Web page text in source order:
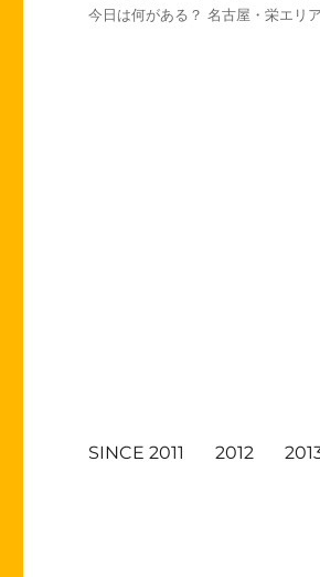
今日は何がある？ 名古屋・栄エリ
SINCE 2011 2012